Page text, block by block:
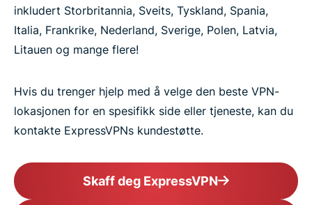
inkludert Storbritannia, Sveits, Tyskland, Spania,
Italia, Frankrike, Nederland, Sverige, Polen, Latvia,
Litauen og mange flere!
Hvis du trenger hjelp med å velge den beste VPN-
lokasjonen for en spesifikk side eller tjeneste, kan du
kontakte ExpressVPNs kundestøtte.
Skaff deg ExpressVPN